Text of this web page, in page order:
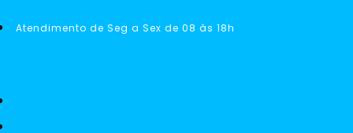
Atendimento de Seg a Sex de 08 às 18h